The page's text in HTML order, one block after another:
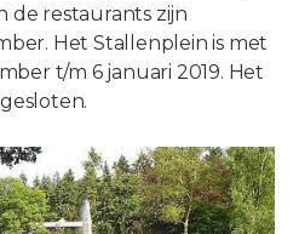
de restaurants zijn
Het Stallenplein is met
t/m 6 januari 2019. Het